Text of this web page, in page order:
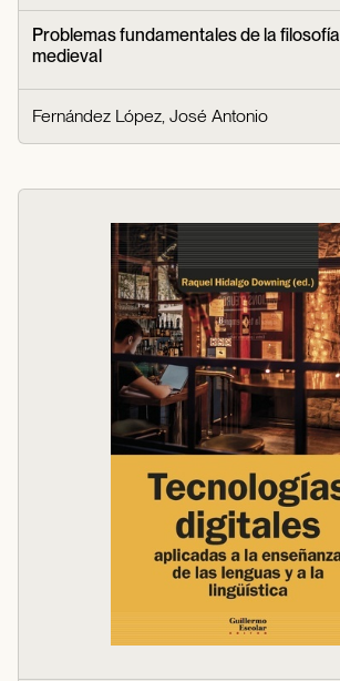
Problemas fundamentales de la filosofía
medieval
Fernández López, José Antonio